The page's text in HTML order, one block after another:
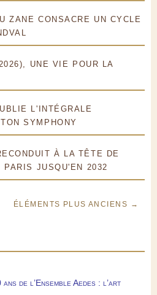
ZANE CONSACRE UN CYCLE
UNE VIE POUR LA
L'INTÉGRALE
SYMPHONY
À LA TÊTE DE
PARIS JUSQU'EN 2032
ÉLÉMENTS PLUS ANCIENS →
de l’Ensemble Aedes : l’art